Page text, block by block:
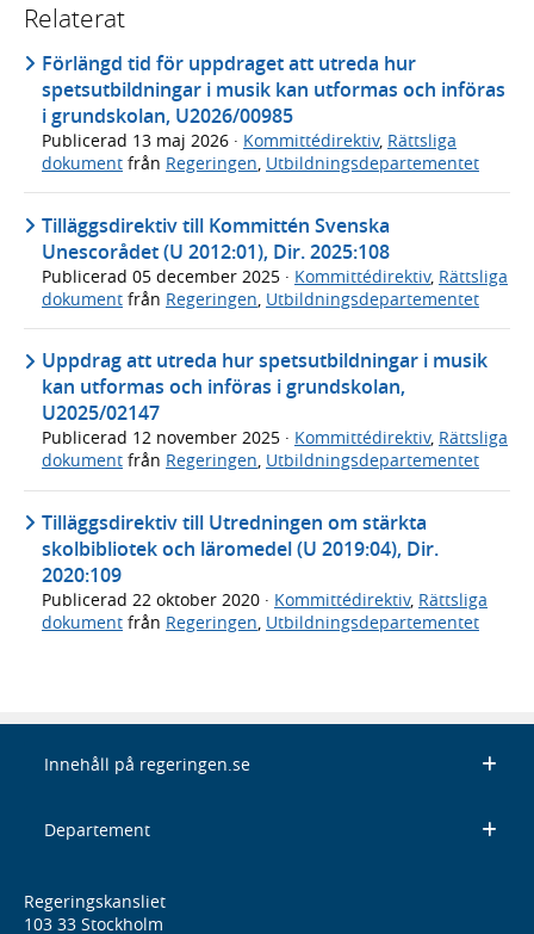
Relaterat
Förlängd tid för uppdraget att utreda hur
spetsutbildningar i musik kan utformas och införas
i grundskolan, U2026/00985
Publicerad 13 maj 2026 · Kommittédirektiv, Rättsliga
dokument från Regeringen, Utbildningsdepartementet
Tilläggsdirektiv till Kommittén Svenska
Unescorådet (U 2012:01), Dir. 2025:108
Publicerad 05 december 2025 · Kommittédirektiv, Rättsliga
dokument från Regeringen Utbildningsdepartementet
Uppdrag att utreda hur spetsutbildningar i musik
kan utformas och införas i grundskolan,
U2025/02147
Publicerad 12 november 2025 · Kommittédirektiv, Rättsliga
dokument från Regeringen, Utbildningsdepartementet
Tilläggsdirektiv till Utredningen om stärkta
skolbibliotek och läromedel (U 2019:04), Dir.
2020:109
Publicerad 22 oktober 2020 · Kommittédirektiv, Rättsliga
dokument från Regeringen, Utbildningsdepartementet
Innehåll på regeringen.se
Departement
Regeringskansliet
103 33 Stockholm